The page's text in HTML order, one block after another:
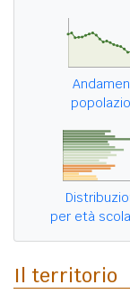
per età
Il territorio